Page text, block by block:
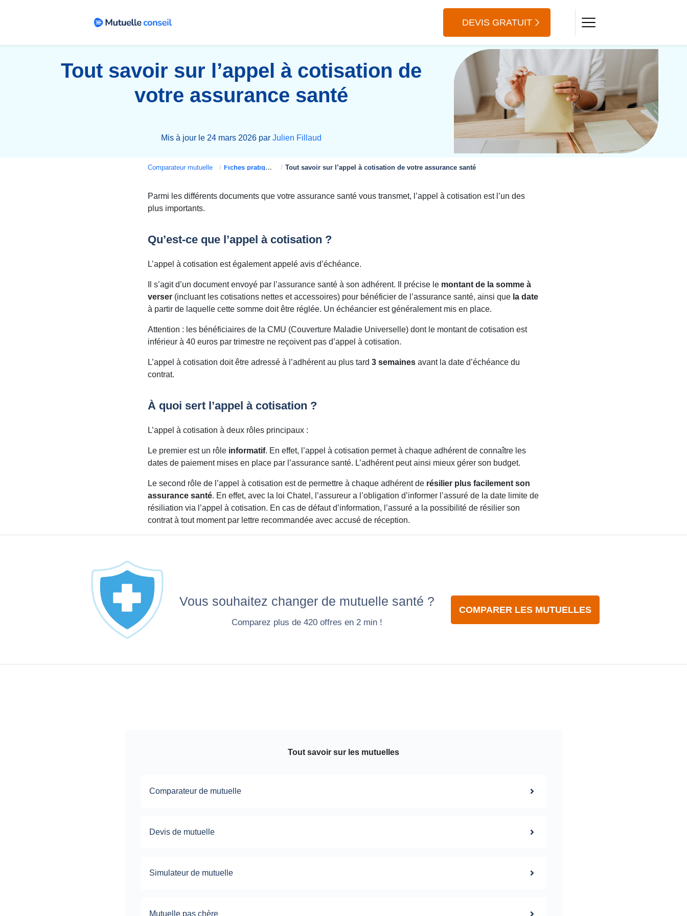
DEVIS GRATUIT
Tout savoir sur l’appel à cotisation de
votre assurance santé
Mis à jour le 24 mars 2026 par Julien Fillaud
Comparateur mutuelle Fiches pratiques Tout savoir sur l’appel à cotisation de votre assurance santé
Parmi les différents documents que votre assurance santé vous transmet, l’appel à cotisation est l’un des
plus importants.
Qu’est-ce que l’appel à cotisation ?
L’appel à cotisation est également appelé avis d’échéance.
Il s’agit d’un document envoyé par l’assurance santé à son adhérent. Il précise le montant de la somme à
verser(incluant les cotisations nettes et accessoires) pour bénéficier de l’assurance santé, ainsi que la date
à partir de laquelle cette somme doit être réglée. Un échéancier est généralement mis en place.
Attention : les bénéficiaires de la CMU (Couverture Maladie Universelle) dont le montant de cotisation est
inférieur à 40 euros par trimestre ne reçoivent pas d’appel à cotisation.
L’appel à cotisation doit être adressé à l’adhérent au plus tard 3 semainesavant la date d’échéance du
contrat.
À quoi sert l’appel à cotisation ?
L’appel à cotisation à deux rôles principaux :
Le premier est un rôle informatif. En effet, l’appel à cotisation permet à chaque adhérent de connaître les
dates de paiement mises en place par l’assurance santé. L’adhérent peut ainsi mieux gérer son budget.
Le second rôle de l’appel à cotisation est de permettre à chaque adhérent de résilier plus facilement son
assurance santé. En effet, avec la loi Chatel, l’assureur a l’obligation d’informer l’assuré de la date limite de
résiliation via l’appel à cotisation. En cas de défaut d’information, l’assuré a la possibilité de résilier son
contrat à tout moment par lettre recommandée avec accusé de réception.
Vous souhaitez changer de mutuelle santé ?
Comparez plus de 420 offres en 2 min !
COMPARER LES MUTUELLES
Tout savoir sur les mutuelles
Comparateur de mutuelle
Devis de mutuelle
Simulateur de mutuelle
Mutuelle pas chère